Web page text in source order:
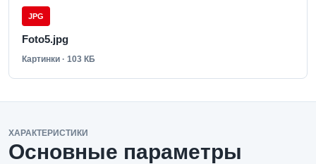
JPG
Foto5.jpg
Картинки · 103 КБ
ХАРАКТЕРИСТИКИ
Основные параметры